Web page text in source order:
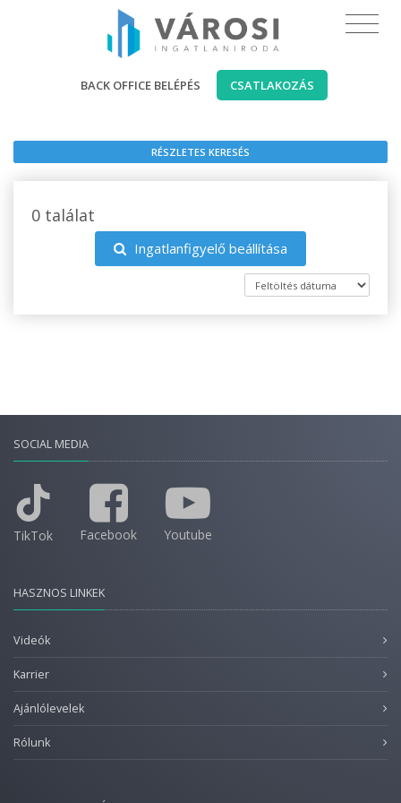
BACK OFFICE BELÉPÉS CSATLAKOZÁS
RÉSZLETES KERESÉS
0 találat
Ingatlanfigyelő beállítása
SOCIAL MEDIA
TikTok Facebook Youtube
HASZNOS LINKEK
Videók
Karrier
Ajánlólevelek
Rólunk